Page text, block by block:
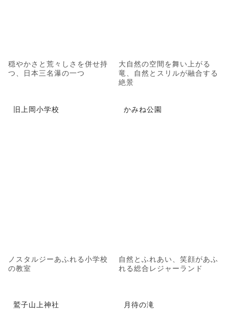
穏やかさと荒々しさを併せ持
つ、日本三名瀑の一つ
大自然の空間を舞い上がる
竜、自然とスリルが融合する
絶景
旧上岡小学校
ノスタルジーあふれる小学校
の教室
かみね公園
自然とふれあい、笑顔があふ
れる総合レジャーランド
鷲子山上神社 月待の滝